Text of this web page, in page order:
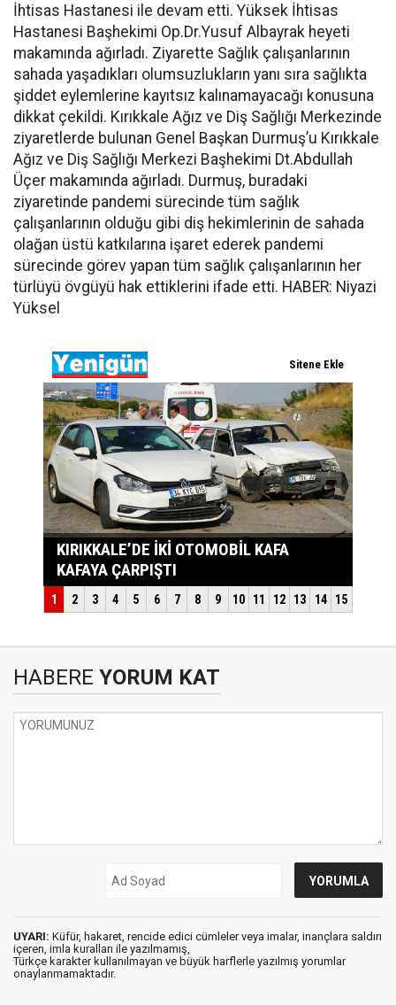
İhtisas Hastanesi ile devam etti. Yüksek İhtisas
Hastanesi Başhekimi Op.Dr.Yusuf Albayrak heyeti
makamında ağırladı. Ziyarette Sağlık çalışanlarının
sahada yaşadıkları olumsuzlukların yanı sıra sağlıkta
şiddet eylemlerine kayıtsız kalınamayacağı konusuna
dikkat çekildi. Kırıkkale Ağız ve Diş Sağlığı Merkezinde
ziyaretlerde bulunan Genel Başkan Durmuş’u Kırıkkale
Ağız ve Diş Sağlığı Merkezi Başhekimi Dt.Abdullah
Üçer makamında ağırladı. Durmuş, buradaki
ziyaretinde pandemi sürecinde tüm sağlık
çalışanlarının olduğu gibi diş hekimlerinin de sahada
olağan üstü katkılarına işaret ederek pandemi
sürecinde görev yapan tüm sağlık çalışanlarının her
türlüyü övgüyü hak ettiklerini ifade etti. HABER: Niyazi
Yüksel
HABERE YORUM KAT
UYARI: Küfür, hakaret, rencide edici cümleler veya imalar, inançlara saldırı
içeren, imla kuralları ile yazılmamış,
Türkçe karakter kullanılmayan ve büyük harflerle yazılmış yorumlar
onaylanmamaktadır.